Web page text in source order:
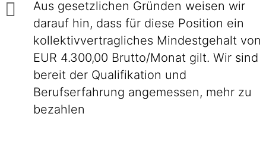
Aus gesetzlichen Gründen weisen wir
darauf hin, dass für diese Position ein
kollektivvertragliches Mindestgehalt von
EUR 4.300,00 Brutto/Monat gilt. Wir sind
bereit der Qualifikation und
Berufserfahrung angemessen, mehr zu
bezahlen